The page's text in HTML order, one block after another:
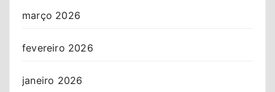
março 2026
fevereiro 2026
janeiro 2026